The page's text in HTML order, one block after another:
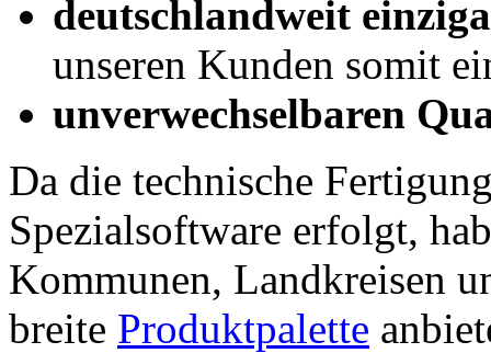
deutschlandweit
unseren Kunden somit
unverwechselbaren
Da die technische
Spezialsoftware erfolgt,
Kommunen, Landkreisen
breite Produktpalette